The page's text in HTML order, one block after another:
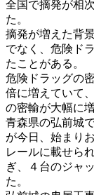
全国で摘発が相
た。
摘発が増えた背
でなく、危険ド
たことがある。
危険ドラッグの
倍に増えていて
の密輸が大幅に
青森県の弘前城
が今日、始まり
レールに載せら
ぎ、４台のジャ
た。